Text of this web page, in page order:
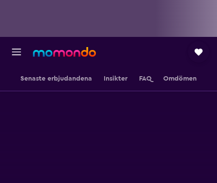
Senaste erbjudandena Insikter FAQ Omdömen